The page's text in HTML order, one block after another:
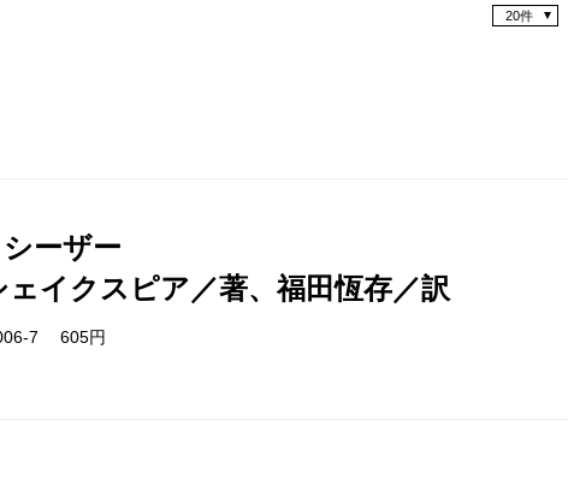
20件
ーザー
イクスピア／著、福田恆存／訳
7 605円